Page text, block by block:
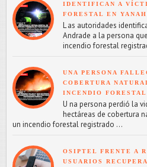
IDENTIFICAN A
FORESTAL EN
L as autoridades
Andrade a la persona
incendio forestal
UNA PERSONA
COBERTURA
INCENDIO FORESTAL
U na persona perdió la
hectáreas de cobertura
un incendio forestal registrado ...
OSIPTEL FRENTE A
USUARIOS